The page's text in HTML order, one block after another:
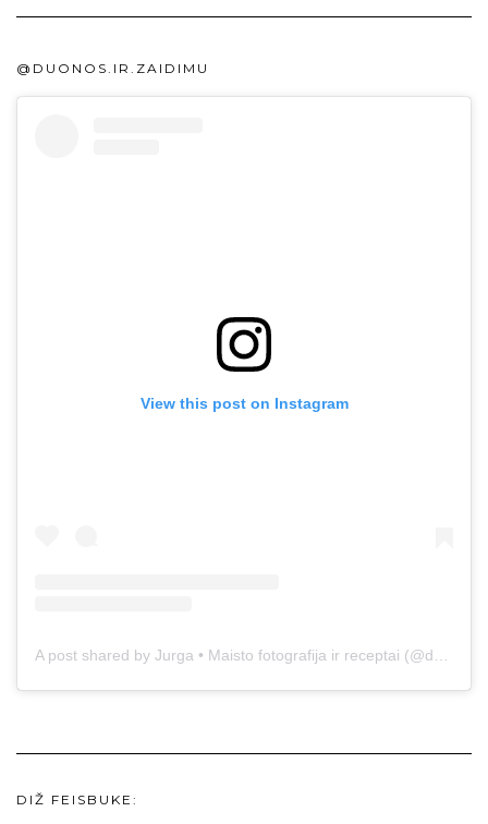
@DUONOS.IR.ZAIDIMU
View this post on Instagram
DIŽ FEISBUKE: